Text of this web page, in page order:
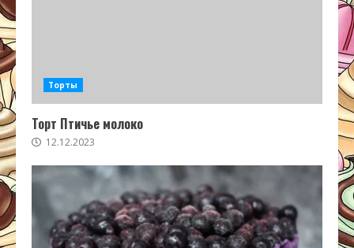
Торты
Торт Птичье молоко
12.12.2023